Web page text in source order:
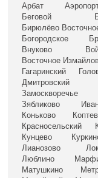
Арбат
Беговой
Бирюлёво
Богородское
Внуково
Восточное
Гагаринский
Дмитровский
Замоскворечье
Зябликово
Коньково
Красносельский
Кунцево
Лианозово
Люблино
Матушкино